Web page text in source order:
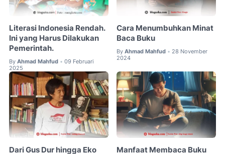
Literasi Indonesia Rendah.
Ini yang Harus Dilakukan
Pemerintah.
By Ahmad Mahfud • 09 Februari
2025
Cara Menumbuhkan Minat
Baca Buku
By Ahmad Mahfud • 28 November
2024
Dari Gus Dur hingga Eko
Manfaat Membaca Buku